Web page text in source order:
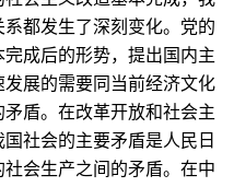
都发生了深刻变化。党的
成后的形势，提出国内主
展的需要同当前经济文化
盾。在改革开放和社会主
社会的主要矛盾是人民日
会生产之间的矛盾。在中